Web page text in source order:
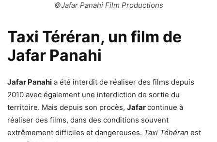
©Jafar Panahi Film Productions
Taxi Téréran, un film de
Jafar Panahi
Jafar Panahi a été interdit de réaliser des films depuis
2010 avec également une interdiction de sortie du
territoire. Mais depuis son procès, Jafarcontinue à
réaliser des films, dans des conditions souvent
extrêmement difficiles et dangereuses. Taxi Téhéran est